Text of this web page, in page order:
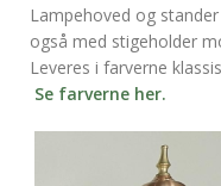
Lampehoved og
også med stigeholder
Leveres i farverne
Se farverne her.